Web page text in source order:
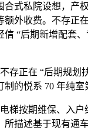
私院设想，产
外收费。不存正
“后期新增配套
正在 “后期规划
的悦系 70 年纯室
按期维保、入户
描述基于现有通车